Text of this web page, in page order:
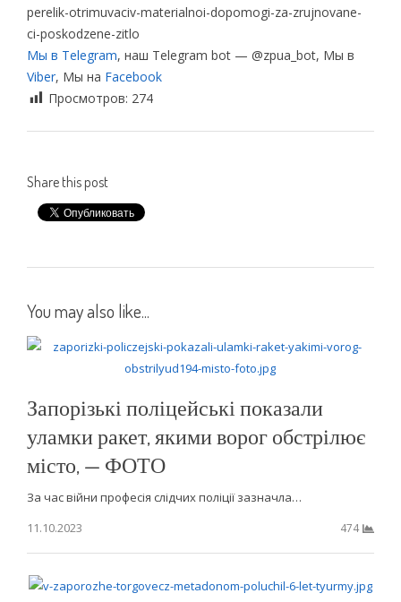
perelik-otrimuvaciv-materialnoi-dopomogi-za-zrujnovane-
ci-poskodzene-zitlo
Мы в Telegram, наш Telegram bot — @zpua_bot, Мы в
Viber, Мы на Facebook
Просмотров: 274
Share this post
You may also like...
Запорізькі поліцейські показали
уламки ракет, якими ворог обстрілює
місто, — ФОТО
За час війни професія слідчих поліції зазначла…
11.10.2023
474